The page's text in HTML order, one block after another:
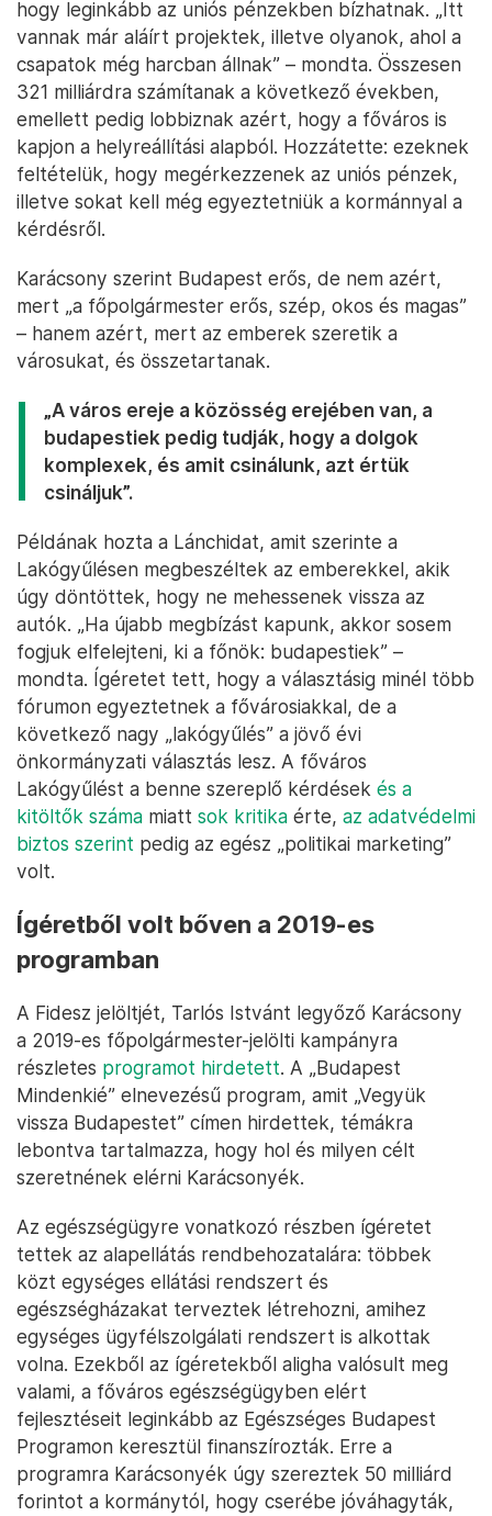
hogy leginkább az uniós pénzekben bízhatnak. „Itt
vannak már aláírt projektek, illetve olyanok, ahol a
csapatok még harcban állnak” – mondta. Összesen
321 milliárdra számítanak a következő években,
emellett pedig lobbiznak azért, hogy a főváros is
kapjon a helyreállítási alapból. Hozzátette: ezeknek
feltételük, hogy megérkezzenek az uniós pénzek,
illetve sokat kell még egyeztetniük a kormánnyal a
kérdésről.
Karácsony szerint Budapest erős, de nem azért,
mert „a főpolgármester erős, szép, okos és magas”
– hanem azért, mert az emberek szeretik a
városukat, és összetartanak.
„A város ereje a közösség erejében van, a
budapestiek pedig tudják, hogy a dolgok
komplexek, és amit csinálunk, azt értük
csináljuk”.
Példának hozta a Lánchidat, amit szerinte a
Lakógyűlésen megbeszéltek az emberekkel, akik
úgy döntöttek, hogy ne mehessenek vissza az
autók. „Ha újabb megbízást kapunk, akkor sosem
fogjuk elfelejteni, ki a főnök: budapestiek” –
mondta. Ígéretet tett, hogy a választásig minél több
fórumon egyeztetnek a fővárosiakkal, de a
következő nagy „lakógyűlés” a jövő évi
önkormányzati választás lesz. A főváros
Lakógyűlést a benne szereplő kérdések és a
kitöltők száma miatt sok kritika érte, az adatvédelmi
biztos szerint pedig az egész „politikai marketing”
volt.
Ígéretből volt bőven a 2019-es
programban
A Fidesz jelöltjét, Tarlós Istvánt legyőző Karácsony
a 2019-es főpolgármester-jelölti kampányra
részletes programot hirdetett. A „Budapest
Mindenkié” elnevezésű program, amit „Vegyük
vissza Budapestet” címen hirdettek, témákra
lebontva tartalmazza, hogy hol és milyen célt
szeretnének elérni Karácsonyék.
Az egészségügyre vonatkozó részben ígéretet
tettek az alapellátás rendbehozatalára: többek
közt egységes ellátási rendszert és
egészségházakat terveztek létrehozni, amihez
egységes ügyfélszolgálati rendszert is alkottak
volna. Ezekből az ígéretekből aligha valósult meg
valami, a főváros egészségügyben elért
fejlesztéseit leginkább az Egészséges Budapest
Programon keresztül finanszírozták. Erre a
programra Karácsonyék úgy szereztek 50 milliárd
forintot a kormánytól, hogy cserébe jóváhagyták,